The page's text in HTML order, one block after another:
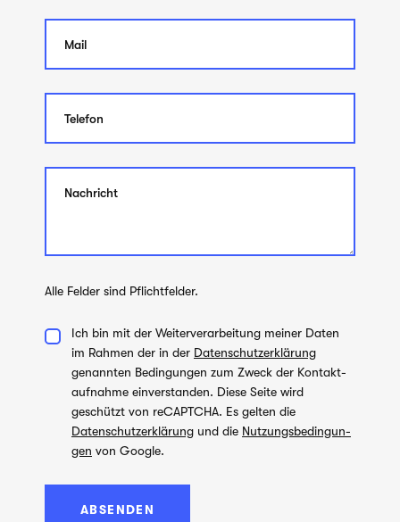
Alle Fel­der sind Pflichtfelder.
Ich bin mit der Wei­ter­ver­ar­bei­tung mei­ner Daten
im Rah­men der in der Datenschutzerklärung
genann­ten Bedin­gun­gen zum Zweck der Kon­takt­
auf­nahme ein­ver­stan­den. Diese Seite wird
geschützt von reCAPTCHA. Es gel­ten die
Datenschutzerklärung und die Nut­zungs­be­din­gun­
gen von Google.